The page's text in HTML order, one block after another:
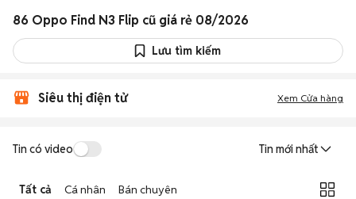
86 Oppo Find N3 Flip cũ giá rẻ 08/2026
Lưu tìm kiếm
Siêu thị điện tử Xem Cửa hàng
Tin có video Tin mới nhất
Tất cả Cá nhân Bán chuyên